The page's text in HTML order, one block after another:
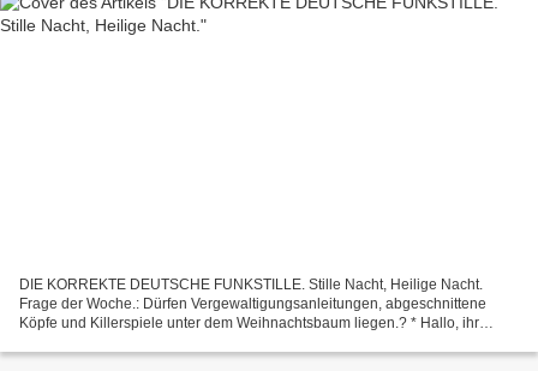
DIE KORREKTE DEUTSCHE FUNKSTILLE. Stille Nacht, Heilige Nacht.
Frage der Woche.: Dürfen Vergewaltigungsanleitungen, abgeschnittene
Köpfe und Killerspiele unter dem Weihnachtsbaum liegen.? * Hallo, ihr